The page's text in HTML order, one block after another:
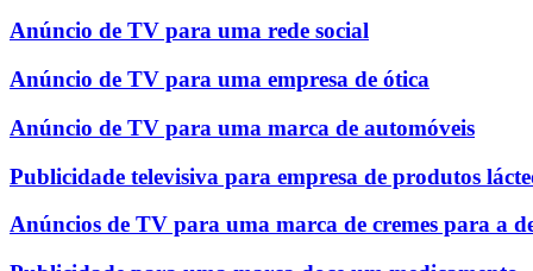
Anúncio de TV para uma rede social
Anúncio de TV para uma empresa de ótica
Anúncio de TV para uma marca de automóveis
Publicidade televisiva para empresa de produtos
Anúncios de TV para uma marca de cremes para a